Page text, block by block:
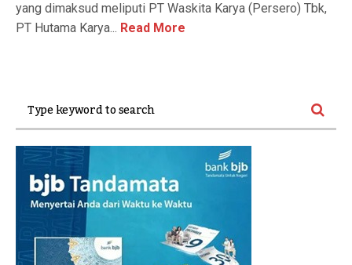
yang dimaksud meliputi PT Waskita Karya (Persero) Tbk,
PT Hutama Karya... Read More